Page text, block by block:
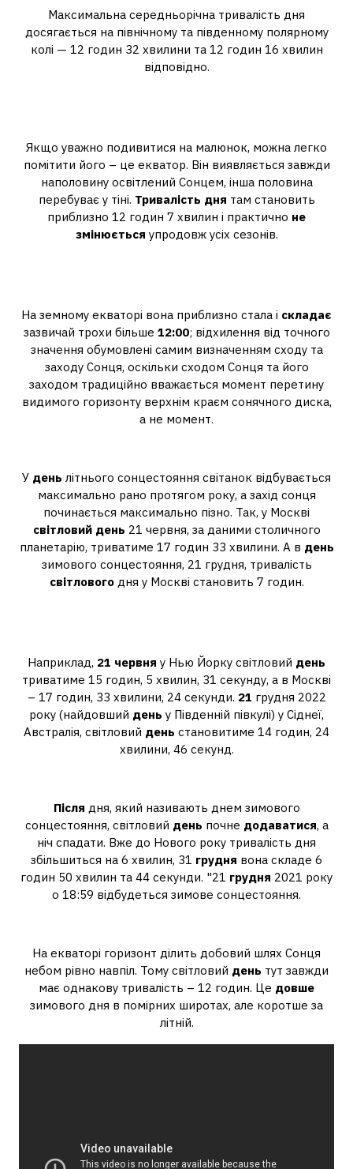
Максимальна середньорічна тривалість дня
досягається на північному та південному полярному
колі — 12 годин 32 хвилини та 12 годин 16 хвилин
відповідно.
Якщо уважно подивитися на малюнок, можна легко
помітити його – це екватор. Він виявляється завжди
наполовину освітлений Сонцем, інша половина
перебуває у тіні. Тривалість дня там становить
приблизно 12 годин 7 хвилин і практично не
змінюється упродовж усіх сезонів.
На земному екваторі вона приблизно стала і складає
зазвичай трохи більше 12:00; відхилення від точного
значення обумовлені самим визначенням сходу та
заходу Сонця, оскільки сходом Сонця та його
заходом традиційно вважається момент перетину
видимого горизонту верхнім краєм сонячного диска,
а не момент.
У день літнього сонцестояння світанок відбувається
максимально рано протягом року, а захід сонця
починається максимально пізно. Так, у Москві
світловий день 21 червня, за даними столичного
планетарію, триватиме 17 годин 33 хвилини. А в день
зимового сонцестояння, 21 грудня, тривалість
світловогодня у Москві становить 7 годин.
Наприклад, 21 червня у Нью Йорку світловий день
триватиме 15 годин, 5 хвилин, 31 секунду, а в Москві
– 17 годин, 33 хвилини, 24 секунди. 21 грудня 2022
року (найдовший день у Південній півкулі) у Сіднеї,
Австралія, світловий день становитиме 14 годин, 24
хвилини, 46 секунд.
Після дня, який називають днем ​​зимового
сонцестояння, світловий день почне додаватися, а
ніч спадати. Вже до Нового року тривалість дня
збільшиться на 6 хвилин, 31 грудня вона складе 6
годин 50 хвилин та 44 секунди. "21 грудня 2021 року
о 18:59 відбудеться зимове сонцестояння.
На екваторі горизонт ділить добовий шлях Сонця
небом рівно навпіл. Тому світловий день тут завжди
має однакову тривалість – 12 годин. Це довше
зимового дня в помірних широтах, але коротше за
літній.